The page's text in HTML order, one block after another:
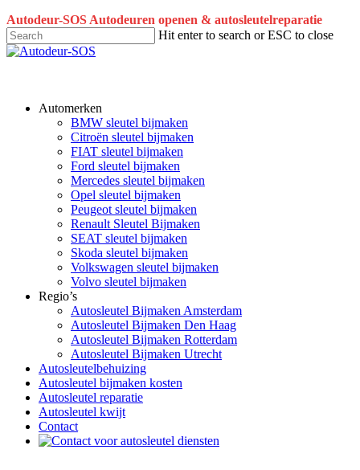
Skip
to
main
Autodeur-SOS Autodeuren openen & autosleutelreparatie
Hit enter to search or ESC to close
Close
Automerken
BMW sleutel bijmaken
Citroën sleutel bijmaken
FIAT sleutel bijmaken
Ford sleutel bijmaken
Mercedes sleutel bijmaken
Opel sleutel bijmaken
Peugeot sleutel bijmaken
Renault Sleutel Bijmaken
SEAT sleutel bijmaken
Skoda sleutel bijmaken
Volkswagen sleutel bijmaken
Volvo sleutel bijmaken
Regio’s
Autosleutel Bijmaken Amsterdam
Autosleutel Bijmaken Den Haag
Autosleutel Bijmaken Rotterdam
Autosleutel Bijmaken Utrecht
Autosleutelbehuizing
Autosleutel bijmaken kosten
Autosleutel reparatie
Autosleutel kwijt
Contact